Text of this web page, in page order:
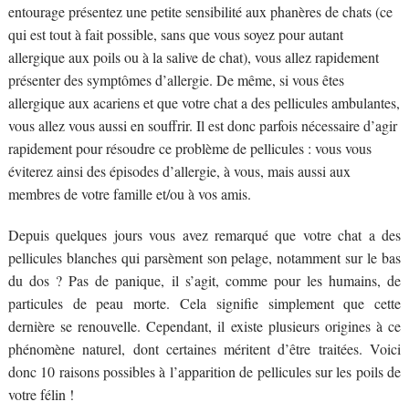
entourage présentez une petite sensibilité aux phanères de chats (ce
qui est tout à fait possible, sans que vous soyez pour autant
allergique aux poils ou à la salive de chat), vous allez rapidement
présenter des symptômes d’allergie. De même, si vous êtes
allergique aux acariens et que votre chat a des pellicules ambulantes,
vous allez vous aussi en souffrir. Il est donc parfois nécessaire d’agir
rapidement pour résoudre ce problème de pellicules : vous vous
éviterez ainsi des épisodes d’allergie, à vous, mais aussi aux
membres de votre famille et/ou à vos amis.
Depuis quelques jours vous avez remarqué que votre chat a des
pellicules blanches qui parsèment son pelage, notamment sur le bas
du dos ? Pas de panique, il s’agit, comme pour les humains, de
particules de peau morte. Cela signifie simplement que cette
dernière se renouvelle. Cependant, il existe plusieurs origines à ce
phénomène naturel, dont certaines méritent d’être traitées. Voici
donc 10 raisons possibles à l’apparition de pellicules sur les poils de
votre félin !